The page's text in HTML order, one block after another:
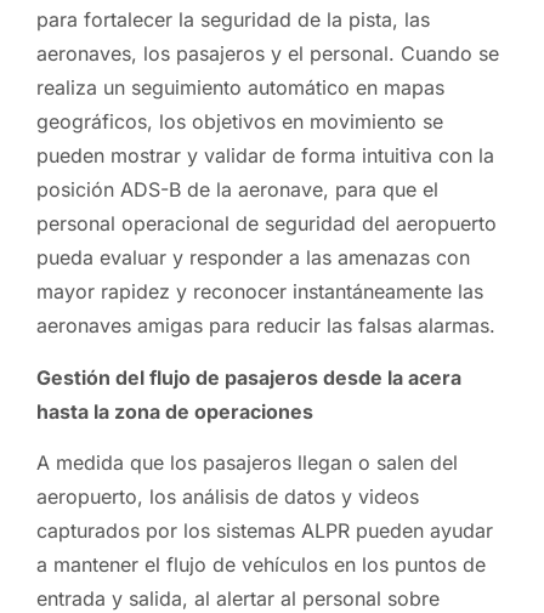
para fortalecer la seguridad de la pista, las
aeronaves, los pasajeros y el personal. Cuando se
realiza un seguimiento automático en mapas
geográficos, los objetivos en movimiento se
pueden mostrar y validar de forma intuitiva con la
posición ADS-B de la aeronave, para que el
personal operacional de seguridad del aeropuerto
pueda evaluar y responder a las amenazas con
mayor rapidez y reconocer instantáneamente las
aeronaves amigas para reducir las falsas alarmas.
Gestión del flujo de pasajeros desde la acera
hasta la zona de operaciones
A medida que los pasajeros llegan o salen del
aeropuerto, los análisis de datos y videos
capturados por los sistemas ALPR pueden ayudar
a mantener el flujo de vehículos en los puntos de
entrada y salida, al alertar al personal sobre